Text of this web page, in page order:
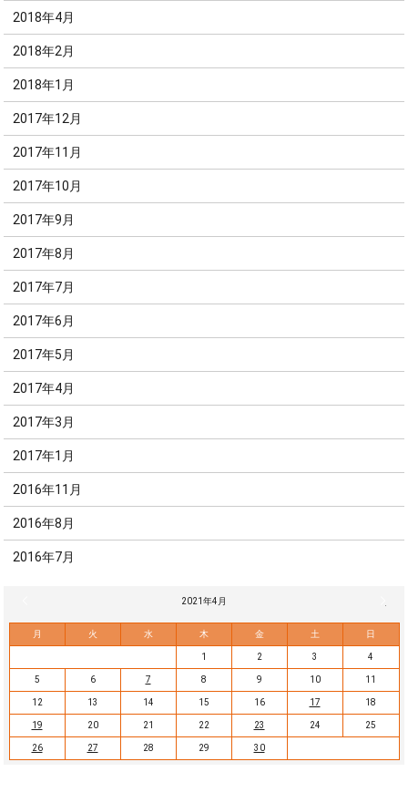
2018年4月
2018年2月
2018年1月
2017年12月
2017年11月
2017年10月
2017年9月
2017年8月
2017年7月
2017年6月
2017年5月
2017年4月
2017年3月
2017年1月
2016年11月
2016年8月
2016年7月
2021年4月
月 火 水 木 金 土 日
1 2 3 4
5 6 7 8 9 10 11
12 13 14 15 16 17 18
19 20 21 22 23 24 25
26 27 28 29 30